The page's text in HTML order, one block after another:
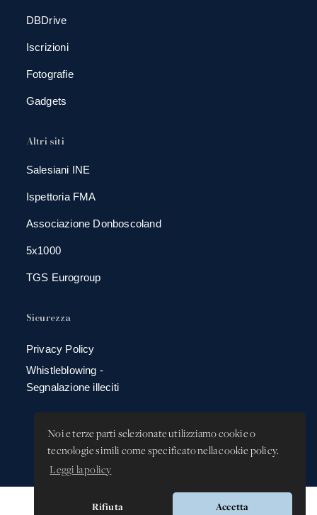
Noi e terze parti selezionate utilizziamo cookie o
tecnologie simili come specificato nella cookie policy.
Leggi la policy
Rifiuta Accetta
DBDrive
Iscrizioni
Fotografie
Gadgets
Altri siti
Salesiani INE
Ispettoria FMA
Associazione Donboscoland
5x1000
TGS Eurogroup
Sicurezza
Privacy Policy
Whistleblowing -
Segnalazione illeciti